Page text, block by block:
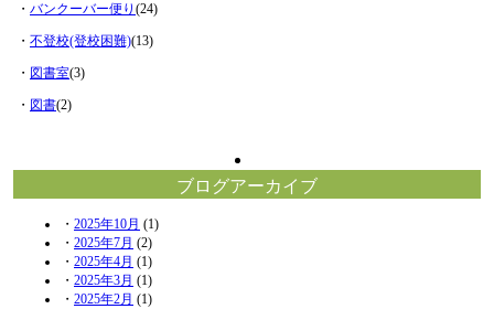
・ バンクーバー便り (24)
・ 不登校(登校困難)(13)
・ 図書室(3)
・ 図書(2)
ブログアーカイブ
・ 2025年10月 (1)
・ 2025年7月 (2)
・ 2025年4月 (1)
・ 2025年3月 (1)
・ 2025年2月 (1)